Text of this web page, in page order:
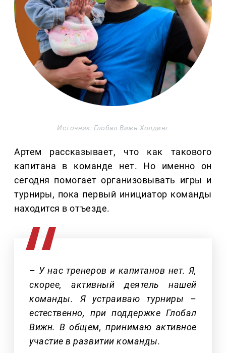
Источник: Глобал Вижн Холдинг
Артем рассказывает, что как такового
капитана в команде нет. Но именно он
сегодня помогает организовывать игры и
турниры, пока первый инициатор команды
находится в отъезде.
– У нас тренеров и капитанов нет. Я,
скорее, активный деятель нашей
команды. Я устраиваю турниры –
естественно, при поддержке Глобал
Вижн. В общем, принимаю активное
участие в развитии команды.